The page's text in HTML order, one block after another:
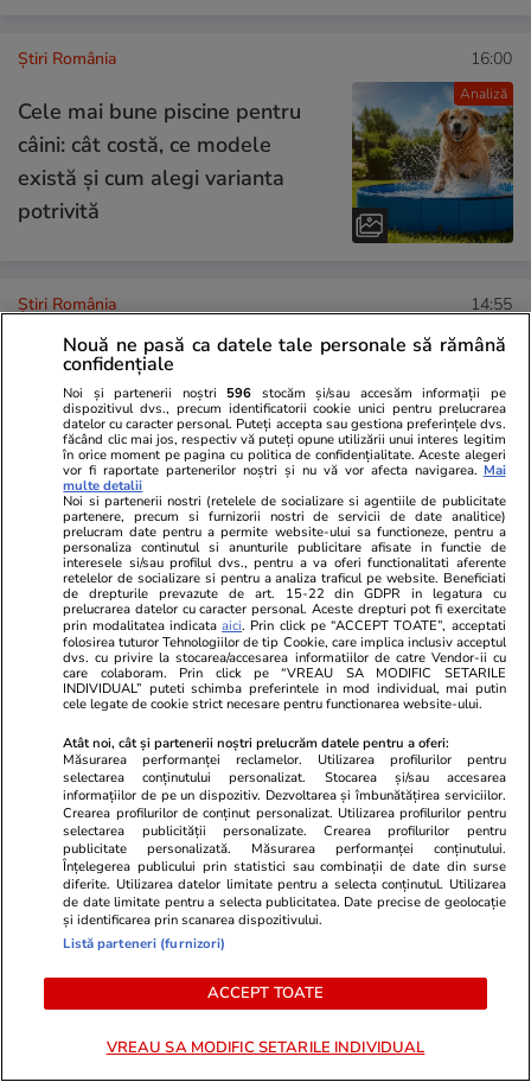
Analiză
Știri România 16:00
Cele mai bune piscine pentru
câini: cât costă, ce modele
există și cum alegi varianta
potrivită
Știri România 14:55
Șeful DNSC, despre atacul
cibernetic de la Cadastru:
„Atacatorul a fost norocos, i s-
au aliniat planetele.” Când
revine sistemul online ANCPI
Știri România 13:46
50 de ani de când Nadia
Comăneci a obţinut primul 10
din istoria Jocurilor Olimpice, la
Montreal 1976, în comentariul
lui Cristian Țopescu
09:00
Va reuși România să-și păstreze
rating-ul la nivelul Botswanei?
E asumată treaba!
Nouă ne pasă ca datele tale personale să rămână
confidențiale
Noi și partenerii noștri 596 stocăm și/sau accesăm informații pe
dispozitivul dvs., precum identificatorii cookie unici pentru prelucrarea
datelor cu caracter personal. Puteți accepta sau gestiona preferințele dvs.
făcând clic mai jos, respectiv vă puteți opune utilizării unui interes legitim
în orice moment pe pagina cu politica de confidențialitate. Aceste alegeri
vor fi raportate partenerilor noștri și nu vă vor afecta navigarea. Mai
multe detalii
Noi si partenerii nostri (retelele de socializare si agentiile de publicitate
partenere, precum si furnizorii nostri de servicii de date analitice)
prelucram date pentru a permite website-ului sa functioneze, pentru a
personaliza continutul si anunturile publicitare afisate in functie de
interesele si/sau profilul dvs., pentru a va oferi functionalitati aferente
retelelor de socializare si pentru a analiza traficul pe website. Beneficiati
de drepturile prevazute de art. 15-22 din GDPR in legatura cu
prelucrarea datelor cu caracter personal. Aceste drepturi pot fi exercitate
prin modalitatea indicataaici. Prin click pe “ACCEPT TOATE”, acceptati
folosirea tuturor Tehnologiilor de tip Cookie, care implica inclusiv acceptul
dvs. cu privire la stocarea/accesarea informatiilor de catre Vendor-ii cu
care colaboram. Prin click pe “VREAU SA MODIFIC SETARILE
INDIVIDUAL” puteti schimba preferintele in mod individual, mai putin
cele legate de cookie strict necesare pentru functionarea website-ului.
Atât noi, cât și partenerii noștri prelucrăm datele pentru a oferi:
Măsurarea performanței reclamelor. Utilizarea profilurilor pentru
selectarea conținutului personalizat. Stocarea și/sau accesarea
informațiilor de pe un dispozitiv. Dezvoltarea și îmbunătățirea serviciilor.
Crearea profilurilor de conținut personalizat. Utilizarea profilurilor pentru
selectarea publicității personalizate. Crearea profilurilor pentru
publicitate personalizată. Măsurarea performanței conținutului.
Înțelegerea publicului prin statistici sau combinații de date din surse
diferite. Utilizarea datelor limitate pentru a selecta conținutul. Utilizarea
de date limitate pentru a selecta publicitatea. Date precise de geolocație
și identificarea prin scanarea dispozitivului.
Listă parteneri (furnizori)
ACCEPT TOATE
VREAU SA MODIFIC SETARILE INDIVIDUAL